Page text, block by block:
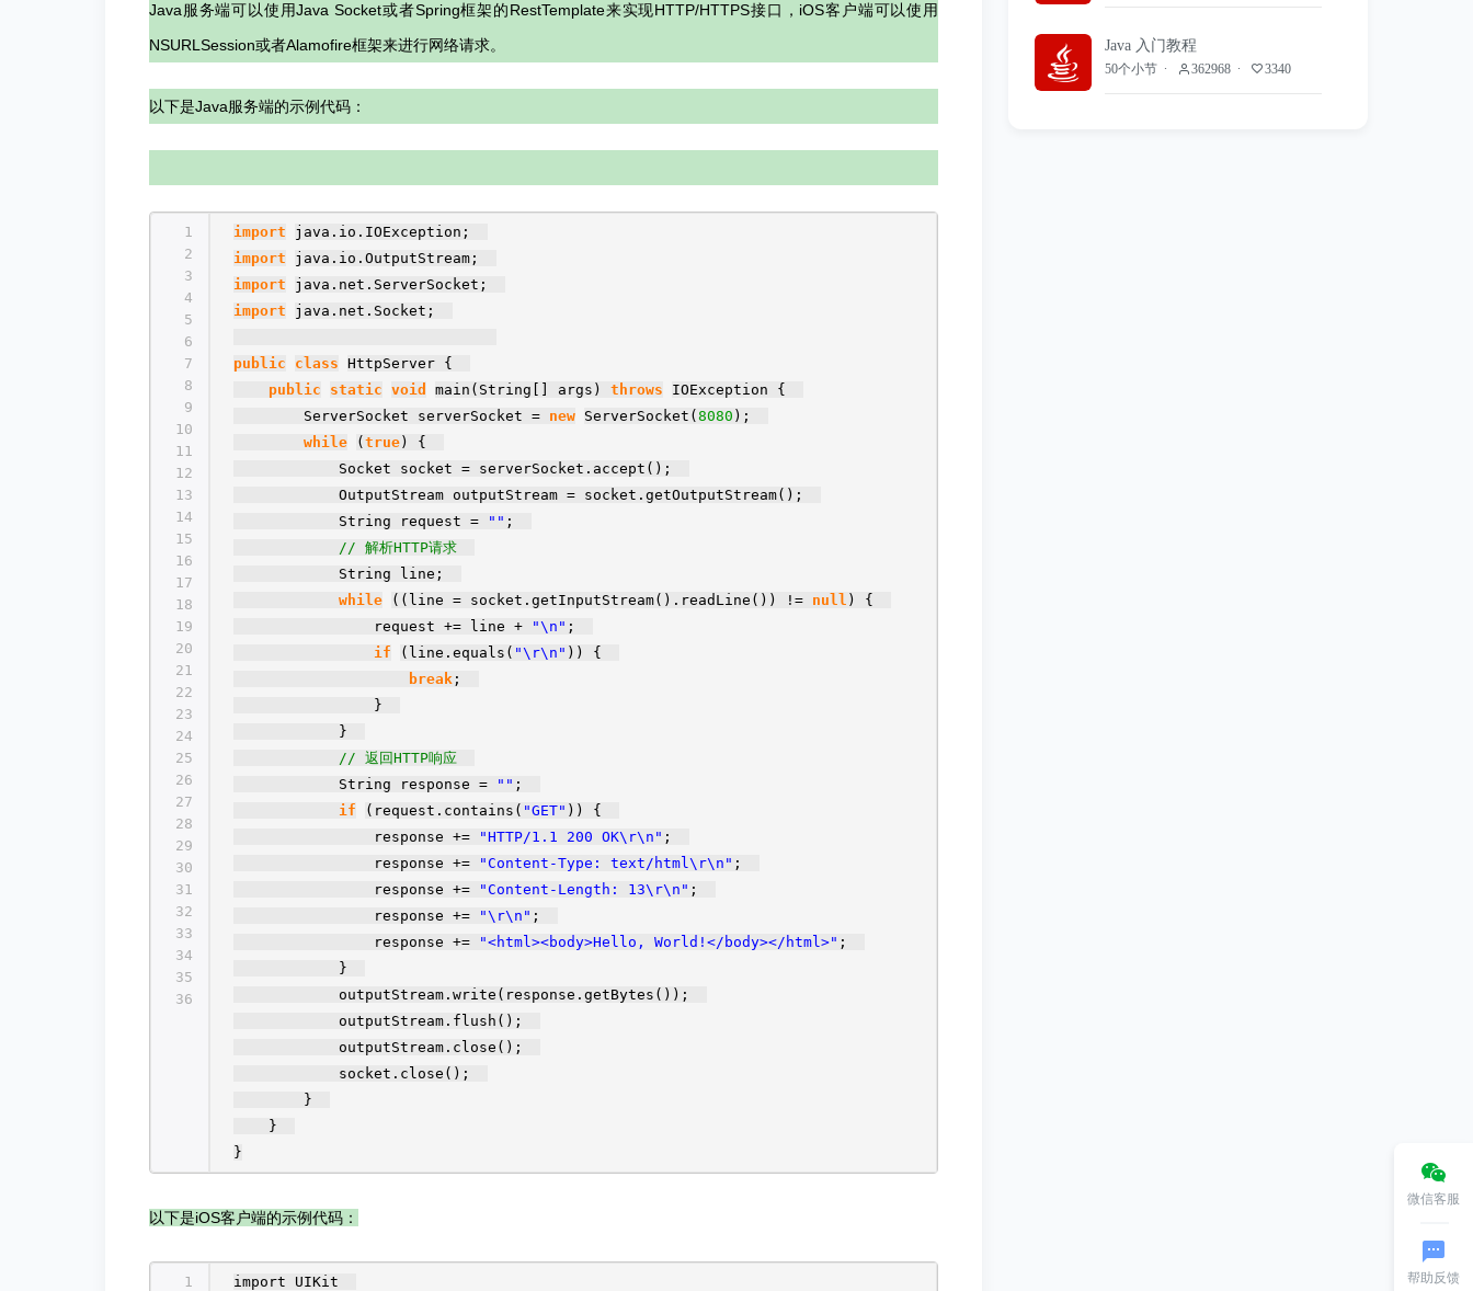
Java服务端可以使用Java Socket或者Spring框架的RestTemplate来实现HTTP/HTTPS接口，iOS客户端可以使用
NSURLSession或者Alamofire框架来进行网络请求。
以下是Java服务端的示例代码：
1
2
3
4
5
6
7
8
9
10
11
12
13
14
15
16
17
18
19
20
21
22
23
24
25
26
27
28
29
30
31
32
33
34
35
36
import
java.io.IOException;
import
java.io.OutputStream;
import
java.net.ServerSocket;
import
java.net.Socket;
public class HttpServer {
public
static void main(String[] args) throws
IOException {
ServerSocket serverSocket = new ServerSocket( 8080 );
while
( true ) {
Socket socket = serverSocket.accept();
OutputStream outputStream = socket.getOutputStream();
String request =
"" ;
// 解析HTTP请求
String line;
while
((line = socket.getInputStream().readLine()) != null ) {
request += line +
"\n" ;
if
(line.equals( "\r\n" )) {
break ;
}
}
// 返回HTTP响应
String response =
"" ;
if
(request.contains( "GET" )) {
response +=
"HTTP/1.1 200 OK\r\n" ;
response +=
"Content-Type: text/html\r\n" ;
response +=
"Content-Length: 13\r\n" ;
response +=
"\r\n" ;
response +=
"<html><body>Hello, World!</body></html>" ;
}
outputStream.write(response.getBytes());
outputStream.flush();
outputStream.close();
socket.close();
}
}
}
以下是iOS客户端的示例代码：
1
import UIKit
Java 入门教程
50个小节 362968 3340
微信客服
帮助反馈